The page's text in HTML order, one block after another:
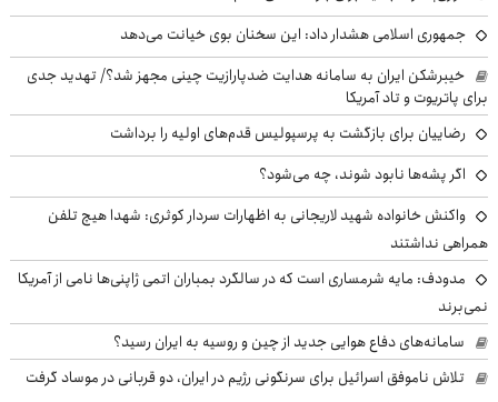
جمهوری اسلامی هشدار داد: این سخنان بوی خیانت می‌دهد
خیبرشکن ایران به سامانه هدایت ضدپارازیت چینی مجهز شد؟/ تهدید جدی
برای پاتریوت و تاد آمریکا
رضاییان برای بازگشت به پرسپولیس قدم‌های اولیه را برداشت
اگر پشه‌ها نابود شوند، چه می‌شود؟
واکنش خانواده شهید لاریجانی به اظهارات سردار کوثری: شهدا هیچ تلفن
همراهی نداشتند
مدودف: مایه شرمساری است که در سالگرد بمباران اتمی ژاپنی‌ها نامی از آمریکا
نمی‌برند
سامانه‌های دفاع هوایی جدید از چین و روسیه به ایران رسید؟
تلاش ناموفق اسرائیل برای سرنگونی رژیم در ایران، دو قربانی در موساد گرفت